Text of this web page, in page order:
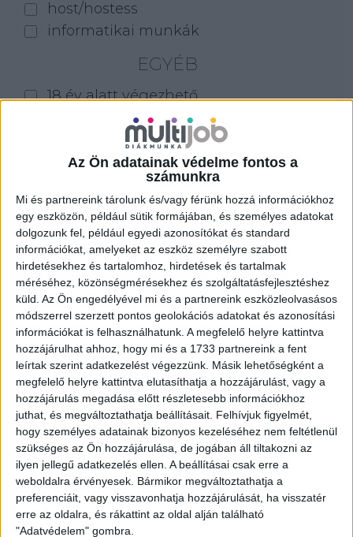
Az Ön adatainak védelme fontos a
számunkra
Mi és partnereink tárolunk és/vagy férünk hozzá információkhoz
egy eszközön, például sütik formájában, és személyes adatokat
dolgozunk fel, például egyedi azonosítókat és standard
információkat, amelyeket az eszköz személyre szabott
hirdetésekhez és tartalomhoz, hirdetések és tartalmak
méréséhez, közönségmérésekhez és szolgáltatásfejlesztéshez
küld. Az Ön engedélyével mi és a partnereink eszközleolvasásos
módszerrel szerzett pontos geolokációs adatokat és azonosítási
információkat is felhasználhatunk. A megfelelő helyre kattintva
hozzájárulhat ahhoz, hogy mi és a 1733 partnereink a fent
leírtak szerint adatkezelést végezzünk. Másik lehetőségként a
megfelelő helyre kattintva elutasíthatja a hozzájárulást, vagy a
hozzájárulás megadása előtt részletesebb információkhoz
juthat, és megváltoztathatja beállításait. Felhívjuk figyelmét,
hogy személyes adatainak bizonyos kezeléséhez nem feltétlenül
szükséges az Ön hozzájárulása, de jogában áll tiltakozni az
ilyen jellegű adatkezelés ellen. A beállításai csak erre a
weboldalra érvényesek. Bármikor megváltoztathatja a
preferenciáit, vagy visszavonhatja hozzájárulását, ha visszatér
erre az oldalra, és rákattint az oldal alján található
"Adatvédelem" gombra.
ALKALMI ÁRUHÁZI
KISEGÍTŐ
Siófok
18 év alatt végezhető
host/hostess
informatikai munkák
EGYÉB
18 év alatt végezhető
for foreigners (külföldieknek)
homeoffice
Szűrés